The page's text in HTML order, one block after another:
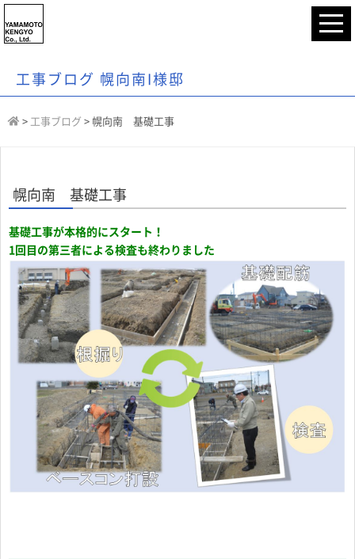
工事ブログ 幌向南I様邸
> 工事ブログ > 幌向南 基礎工事
幌向南 基礎工事
基礎工事が本格的にスタート！
1回目の第三者による検査も終わりました